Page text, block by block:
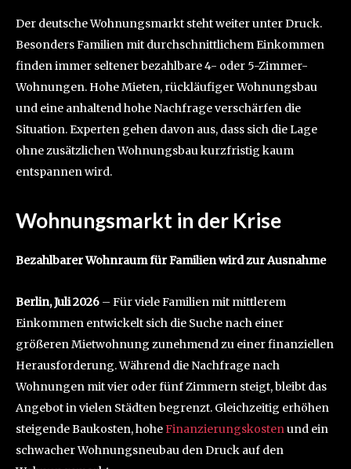
Der deutsche Wohnungsmarkt steht weiter unter Druck.
Besonders Familien mit durchschnittlichem Einkommen
finden immer seltener bezahlbare 4- oder 5-Zimmer-
Wohnungen. Hohe Mieten, rückläufiger Wohnungsbau
und eine anhaltend hohe Nachfrage verschärfen die
Situation. Experten gehen davon aus, dass sich die Lage
ohne zusätzlichen Wohnungsbau kurzfristig kaum
entspannen wird.
Wohnungsmarkt in der Krise
Bezahlbarer Wohnraum für Familien wird zur Ausnahme
Berlin, Juli 2026 – Für viele Familien mit mittlerem
Einkommen entwickelt sich die Suche nach einer
größeren Mietwohnung zunehmend zu einer finanziellen
Herausforderung. Während die Nachfrage nach
Wohnungen mit vier oder fünf Zimmern steigt, bleibt das
Angebot in vielen Städten begrenzt. Gleichzeitig erhöhen
steigende Baukosten, hoheFinanzierungskostenund ein
schwacher Wohnungsneubau den Druck auf den